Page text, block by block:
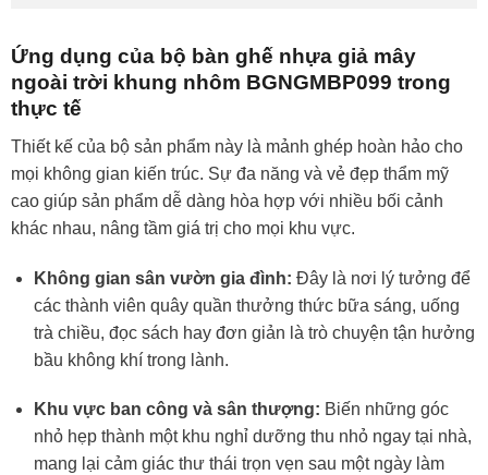
Ứng dụng của bộ bàn ghế nhựa giả mây
ngoài trời khung nhôm BGNGMBP099 trong
thực tế
Thiết kế của bộ sản phẩm này là mảnh ghép hoàn hảo cho
mọi không gian kiến trúc. Sự đa năng và vẻ đẹp thẩm mỹ
cao giúp sản phẩm dễ dàng hòa hợp với nhiều bối cảnh
khác nhau, nâng tầm giá trị cho mọi khu vực.
Không gian sân vườn gia đình: Đây là nơi lý tưởng để
các thành viên quây quần thưởng thức bữa sáng, uống
trà chiều, đọc sách hay đơn giản là trò chuyện tận hưởng
bầu không khí trong lành.
Khu vực ban công và sân thượng: Biến những góc
nhỏ hẹp thành một khu nghỉ dưỡng thu nhỏ ngay tại nhà,
mang lại cảm giác thư thái trọn vẹn sau một ngày làm